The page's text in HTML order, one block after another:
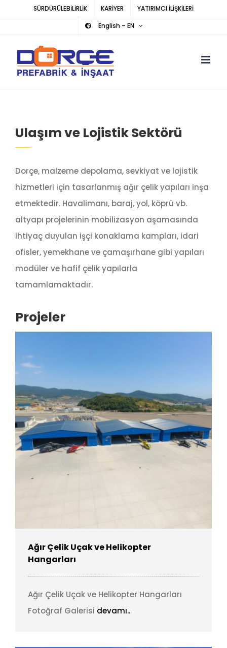
SÜRDÜRÜLEBİLİRLİK KARİYER
YATIRIMCI İLİŞKİLERİ
English – EN
Ulaşım ve Lojistik Sektörü
Dorçe, malzeme depolama, sevkiyat ve lojistik
hizmetleri için tasarlanmış ağır çelik yapıları inşa
etmektedir. Havalimanı, baraj, yol, köprü vb.
altyapı projelerinin mobilizasyon aşamasında
ihtiyaç duyulan işçi konaklama kampları, idari
ofisler, yemekhane ve çamaşırhane gibi yapıları
modüler ve hafif çelik yapılarla
tamamlamaktadır.
Projeler
Ağır Çelik Uçak ve Helikopter
Hangarları
Ağır Çelik Uçak ve Helikopter Hangarları
Fotoğraf Galerisi devamı..